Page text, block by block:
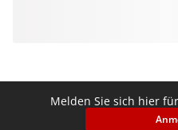
Melden Sie sich hier